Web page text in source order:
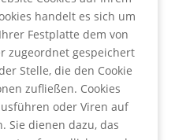
handelt es sich um
Festplatte dem von
zugeordnet gespeichert
Stelle, die den Cookie
zufließen. Cookies
oder Viren auf
Sie dienen dazu, das